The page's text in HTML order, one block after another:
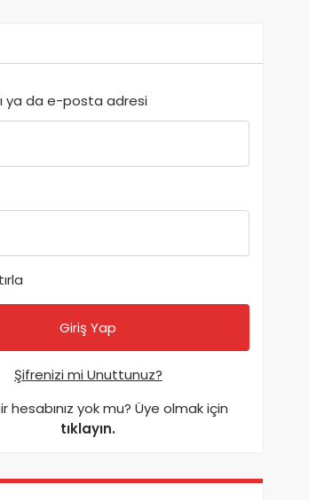
ya da e-posta adresi
Şifrenizi mi Unuttunuz?
hesabınız yok mu? Üye olmak için
tıklayın.